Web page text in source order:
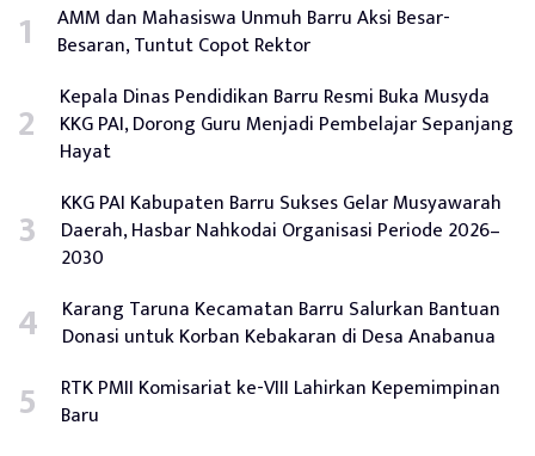
AMM dan Mahasiswa Unmuh Barru Aksi Besar-
Besaran, Tuntut Copot Rektor
Kepala Dinas Pendidikan Barru Resmi Buka Musyda
KKG PAI, Dorong Guru Menjadi Pembelajar Sepanjang
Hayat
KKG PAI Kabupaten Barru Sukses Gelar Musyawarah
Daerah, Hasbar Nahkodai Organisasi Periode 2026–
2030
Karang Taruna Kecamatan Barru Salurkan Bantuan
Donasi untuk Korban Kebakaran di Desa Anabanua
RTK PMII Komisariat ke-VIII Lahirkan Kepemimpinan
Baru